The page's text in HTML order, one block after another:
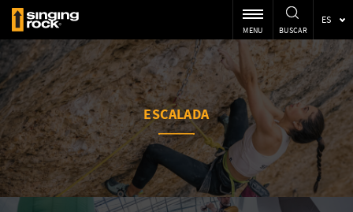
ES
MENU BUSCAR
ESCALADA
IR A